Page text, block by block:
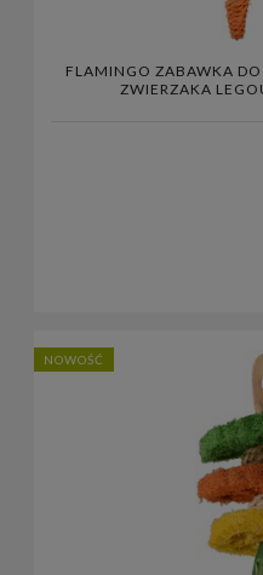
FLAMINGO ZABAWKA
ZWIERZAKA
NOWOŚĆ